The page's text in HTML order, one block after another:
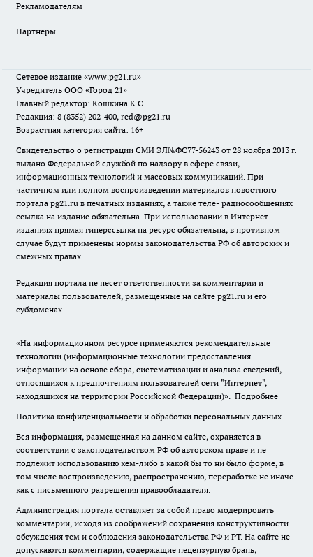
Рекламодателям
Партнеры
Сетевое издание «www.pg21.ru»
Учредитель ООО «Город 21»
Главный редактор: Кошкина К.С.
Редакция: 8 (8352) 202-400, red@pg21.ru
Возрастная категория сайта: 16+
Свидетельство о регистрации СМИ ЭЛ№ФС77-56243 от 28 ноября 2013 г.
выдано Федеральной службой по надзору в сфере связи,
информационных технологий и массовых коммуникаций. При
частичном или полном воспроизведении материалов новостного
портала pg21.ru в печатных изданиях, а также теле- радиосообщениях
ссылка на издание обязательна. При использовании в Интернет-
изданиях прямая гиперссылка на ресурс обязательна, в противном
случае будут применены нормы законодательства РФ об авторских и
смежных правах.
Редакция портала не несет ответственности за комментарии и
материалы пользователей, размещенные на сайте pg21.ru и его
субдоменах.
«На информационном ресурсе применяются рекомендательные
технологии (информационные технологии предоставления
информации на основе сбора, систематизации и анализа сведений,
относящихся к предпочтениям пользователей сети "Интернет",
находящихся на территории Российской Федерации)». Подробнее
Политика конфиденциальности и обработки персональных данных
Вся информация, размещенная на данном сайте, охраняется в
соответствии с законодательством РФ об авторском праве и не
подлежит использованию кем-либо в какой бы то ни было форме, в
том числе воспроизведению, распространению, переработке не иначе
как с письменного разрешения правообладателя.
Администрация портала оставляет за собой право модерировать
комментарии, исходя из соображений сохранения конструктивности
обсуждения тем и соблюдения законодательства РФ и РТ. На сайте не
допускаются комментарии, содержащие нецензурную брань,